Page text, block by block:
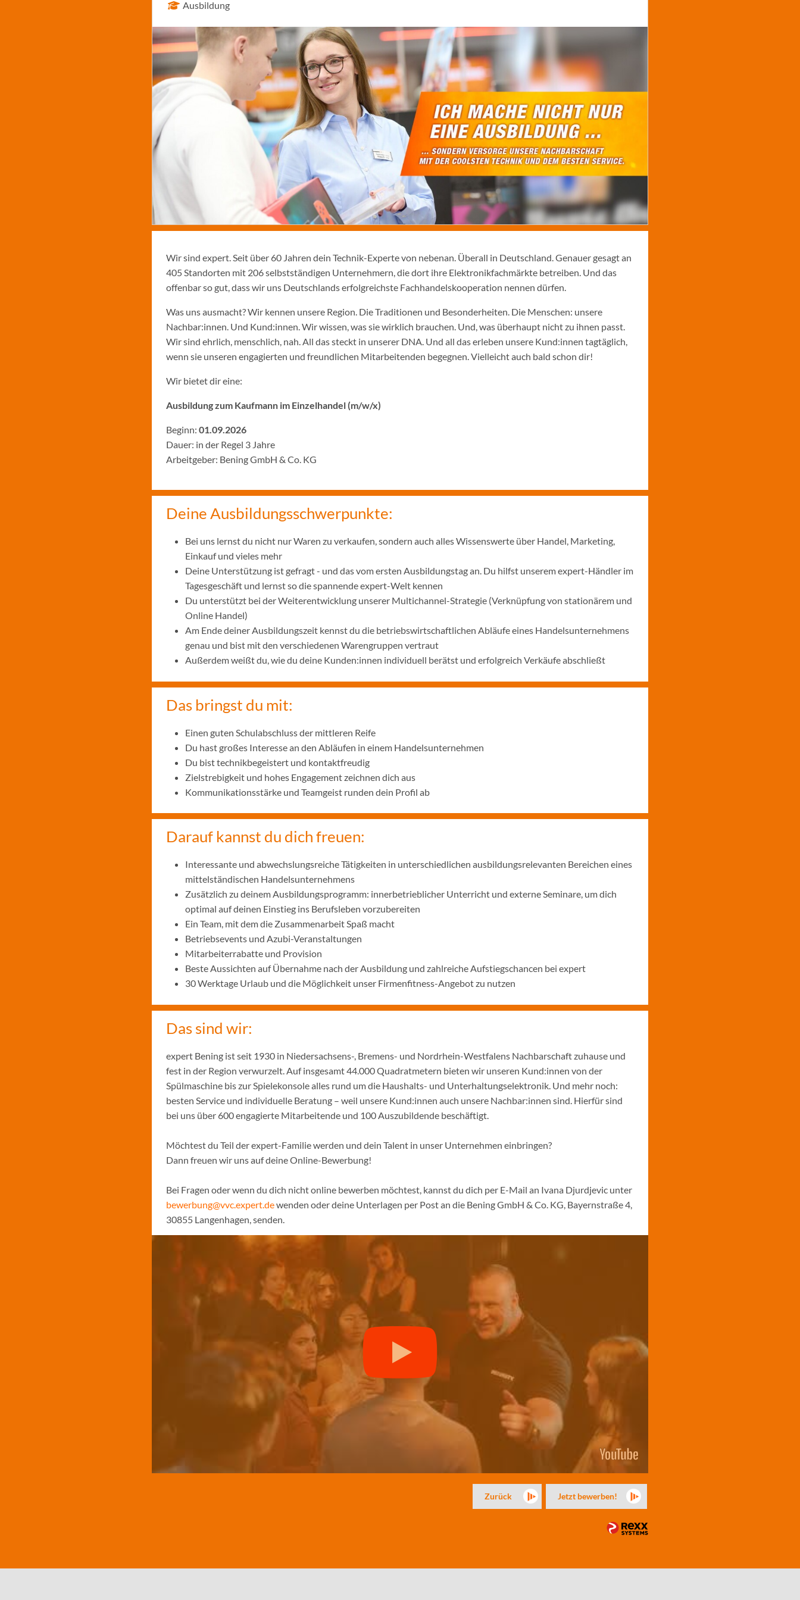
Ausbildung
Wir sind expert. Seit über 60 Jahren dein Technik-Experte von nebenan. Überall in Deutschland. Genauer gesagt an
405 Standorten mit 206 selbstständigen Unternehmern, die dort ihre Elektronikfachmärkte betreiben. Und das
offenbar so gut, dass wir uns Deutschlands erfolgreichste Fachhandelskooperation nennen dürfen.
Was uns ausmacht? Wir kennen unsere Region. Die Traditionen und Besonderheiten. Die Menschen: unsere
Nachbar:innen. Und Kund:innen. Wir wissen, was sie wirklich brauchen. Und, was überhaupt nicht zu ihnen passt.
Wir sind ehrlich, menschlich, nah. All das steckt in unserer DNA. Und all das erleben unsere Kund:innen tagtäglich,
wenn sie unseren engagierten und freundlichen Mitarbeitenden begegnen. Vielleicht auch bald schon dir!
Wir bietet dir eine:
Ausbildung zum Kaufmann im Einzelhandel (m/w/x)
Beginn: 01.09.2026
Dauer: in der Regel 3 Jahre
Arbeitgeber: Bening GmbH & Co. KG
Deine Ausbildungsschwerpunkte:
Bei uns lernst du nicht nur Waren zu verkaufen, sondern auch alles Wissenswerte über Handel, Marketing,
Einkauf und vieles mehr
Deine Unterstützung ist gefragt - und das vom ersten Ausbildungstag an. Du hilfst unserem expert-Händler im
Tagesgeschäft und lernst so die spannende expert-Welt kennen
Du unterstützt bei der Weiterentwicklung unserer Multichannel-Strategie (Verknüpfung von stationärem und
Online Handel)
Am Ende deiner Ausbildungszeit kennst du die betriebswirtschaftlichen Abläufe eines Handelsunternehmens
genau und bist mit den verschiedenen Warengruppen vertraut
Außerdem weißt du, wie du deine Kunden:innen individuell berätst und erfolgreich Verkäufe abschließt
Das bringst du mit:
Einen guten Schulabschluss der mittleren Reife
Du hast großes Interesse an den Abläufen in einem Handelsunternehmen
Du bist technikbegeistert und kontaktfreudig
Zielstrebigkeit und hohes Engagement zeichnen dich aus
Kommunikationsstärke und Teamgeist runden dein Profil ab
Darauf kannst du dich freuen:
Interessante und abwechslungsreiche Tätigkeiten in unterschiedlichen ausbildungsrelevanten Bereichen eines
mittelständischen Handelsunternehmens
Zusätzlich zu deinem Ausbildungsprogramm: innerbetrieblicher Unterricht und externe Seminare, um dich
optimal auf deinen Einstieg ins Berufsleben vorzubereiten
Ein Team, mit dem die Zusammenarbeit Spaß macht
Betriebsevents und Azubi-Veranstaltungen
Mitarbeiterrabatte und Provision
Beste Aussichten auf Übernahme nach der Ausbildung und zahlreiche Aufstiegschancen bei expert
30 Werktage Urlaub und die Möglichkeit unser Firmenfitness-Angebot zu nutzen
Das sind wir:
expert Bening ist seit 1930 in Niedersachsens-, Bremens- und Nordrhein-Westfalens Nachbarschaft zuhause und
fest in der Region verwurzelt. Auf insgesamt 44.000 Quadratmetern bieten wir unseren Kund:innen von der
Spülmaschine bis zur Spielekonsole alles rund um die Haushalts- und Unterhaltungselektronik. Und mehr noch:
besten Service und individuelle Beratung – weil unsere Kund:innen auch unsere Nachbar:innen sind. Hierfür sind
bei uns über 600 engagierte Mitarbeitende und 100 Auszubildende beschäftigt.
Möchtest du Teil der expert-Familie werden und dein Talent in unser Unternehmen einbringen?
Dann freuen wir uns auf deine Online-Bewerbung!
Bei Fragen oder wenn du dich nicht online bewerben möchtest, kannst du dich per E-Mail an Ivana Djurdjevic unter
bewerbung@vvc.expert.dewenden oder deine Unterlagen per Post an die Bening GmbH & Co. KG, Bayernstraße 4,
30855 Langenhagen, senden.
Zurück Jetzt bewerben!